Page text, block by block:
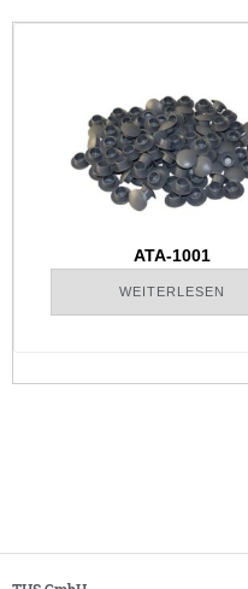
ATA-1001
WEITERLESEN